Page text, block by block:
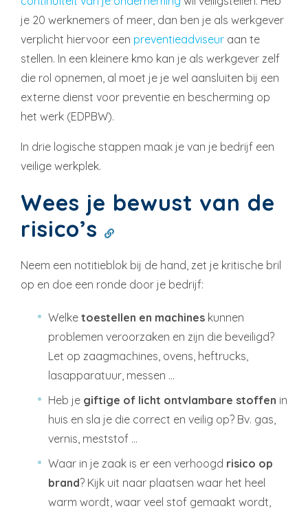
je 20 werknemers of meer, dan ben je als werkgever
verplicht hiervoor een preventieadviseur aan te
stellen. In een kleinere kmo kan je als werkgever zelf
die rol opnemen, al moet je je wel aansluiten bij een
externe dienst voor preventie en bescherming op
het werk (EDPBW).
In drie logische stappen maak je van je bedrijf een
veilige werkplek.
Wees je bewust van de
risico’s
Neem een notitieblok bij de hand, zet je kritische bril
op en doe een ronde door je bedrijf:
Welke toestellen en machines kunnen
problemen veroorzaken en zijn die beveiligd?
Let op zaagmachines, ovens, heftrucks,
lasapparatuur, messen …
Heb je giftige of licht ontvlambare stoffen in
huis en sla je die correct en veilig op? Bv. gas,
vernis, meststof …
Waar in je zaak is er een verhoogd risico op
brand? Kijk uit naar plaatsen waar het heel
warm wordt, waar veel stof gemaakt wordt,